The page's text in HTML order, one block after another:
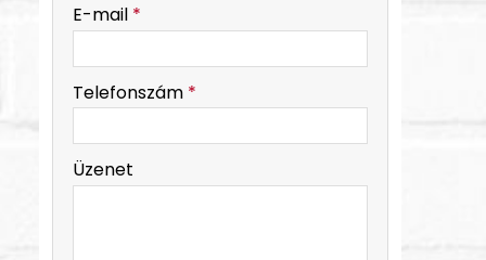
-
E-mail *
Telefonszám *
Üzenet